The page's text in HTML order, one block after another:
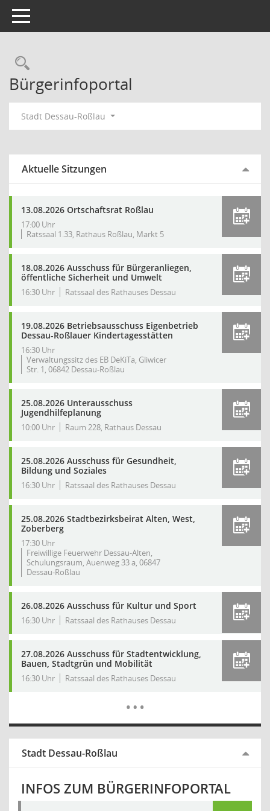
Toggle navigation
Rechercheauswahl
Bürgerinfoportal
Stadt Dessau-Roßlau
Aktuelle Sitzungen
13.08.2026 Ortschaftsrat Roßlau
17:00 Uhr
Ratssaal 1.33, Rathaus Roßlau, Markt 5
18.08.2026 Ausschuss für Bürgeranliegen,
öffentliche Sicherheit und Umwelt
16:30 Uhr Ratssaal des Rathauses Dessau
19.08.2026 Betriebsausschuss Eigenbetrieb
Dessau-Roßlauer Kindertagesstätten
16:30 Uhr
Verwaltungssitz des EB DeKiTa, Gliwicer
Str. 1, 06842 Dessau-Roßlau
25.08.2026 Unterausschuss
Jugendhilfeplanung
10:00 Uhr Raum 228, Rathaus Dessau
25.08.2026 Ausschuss für Gesundheit,
Bildung und Soziales
16:30 Uhr Ratssaal des Rathauses Dessau
25.08.2026 Stadtbezirksbeirat Alten, West,
Zoberberg
17:30 Uhr
Freiwillige Feuerwehr Dessau-Alten,
Schulungsraum, Auenweg 33 a, 06847
Dessau-Roßlau
26.08.2026 Ausschuss für Kultur und Sport
16:30 Uhr Ratssaal des Rathauses Dessau
27.08.2026 Ausschuss für Stadtentwicklung,
Bauen, Stadtgrün und Mobilität
16:30 Uhr Ratssaal des Rathauses Dessau
…
Stadt Dessau-Roßlau
INFOS ZUM BÜRGERINFOPORTAL